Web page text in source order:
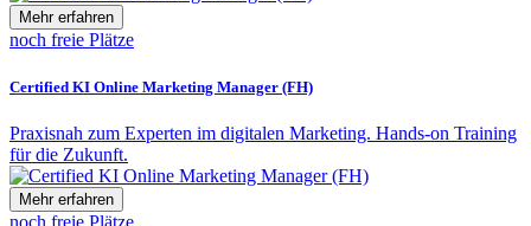
Mehr erfahren
noch freie Plätze
Certified KI Online Marketing Manager (FH)
Praxisnah zum Experten im digitalen Marketing. Hands-on Training
für die Zukunft.
Mehr erfahren
noch freie Plätze